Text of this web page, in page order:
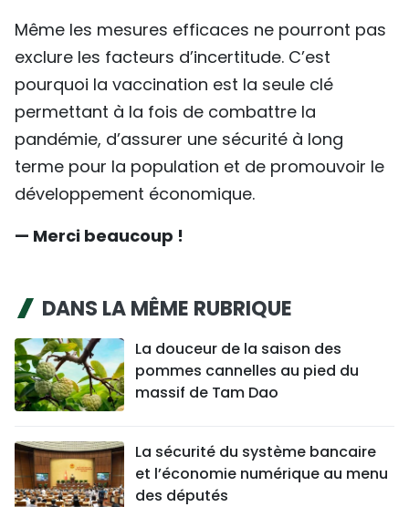
Même les mesures efficaces ne pourront pas
exclure les facteurs d’incertitude. C’est
pourquoi la vaccination est la seule clé
permettant à la fois de combattre la
pandémie, d’assurer une sécurité à long
terme pour la population et de promouvoir le
développement économique.
— Merci beaucoup !
DANS LA MÊME RUBRIQUE
La douceur de la saison des
pommes cannelles au pied du
massif de Tam Dao
La sécurité du système bancaire
et l’économie numérique au menu
des députés